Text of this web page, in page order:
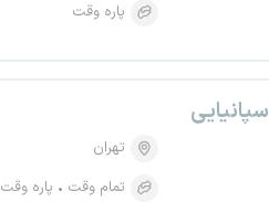
پاره وقت
تهران
تمام وقت
پاره وقت